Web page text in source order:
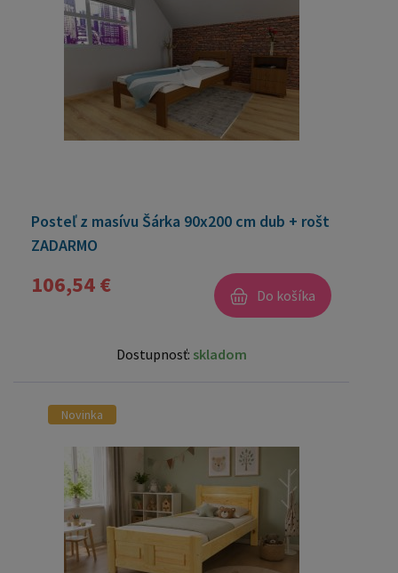
Posteľ z masívu Šárka 90x200 cm dub + rošt
ZADARMO
106,54 € Do košíka
Dostupnosť: skladom
Novinka